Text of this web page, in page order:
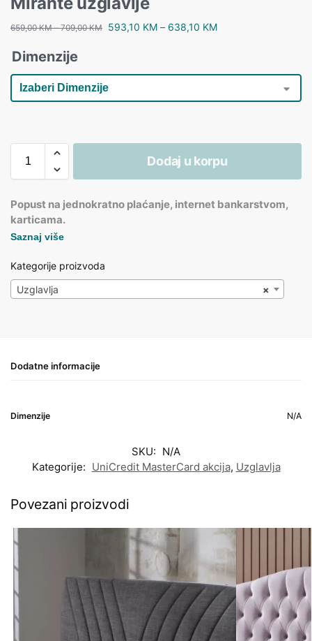
659,00KM – 709,00KM 593,10 KM – 638,10 KM
Dimenzije
Dodaj u korpu
Popust na jednokratno plaćanje, internet bankarstvom,
karticama.
Saznaj više
Kategorije proizvoda
×
Uzglavlja
Dodatne informacije
Dimenzije N/A
SKU: N/A
Kategorije: UniCredit MasterCard akcija, Uzglavlja
Povezani proizvodi